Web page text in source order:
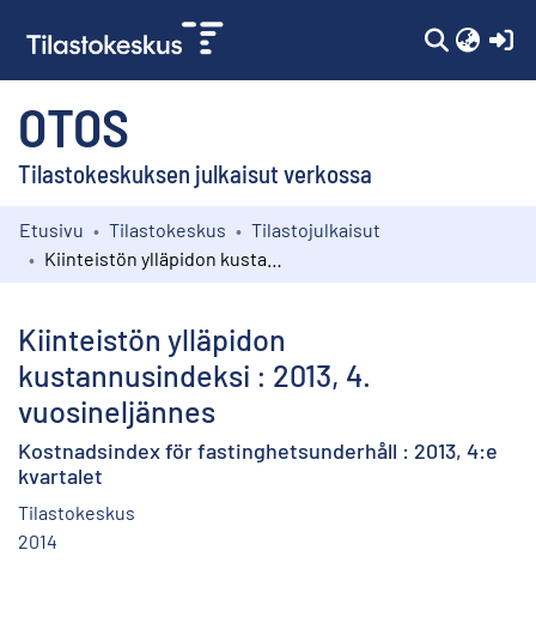
OTOS
Tilastokeskuksen julkaisut verkossa
Kokoelmat
Etusivu Tilastokeskus
Tilastojulkaisut
Kiinteistön ylläpidon
kustannusindeksi : 2013, 4.
vuosineljännes
Kostnadsindex för fastinghetsunderhåll : 2013, 4:e
kvartalet
Tilastokeskus
2014